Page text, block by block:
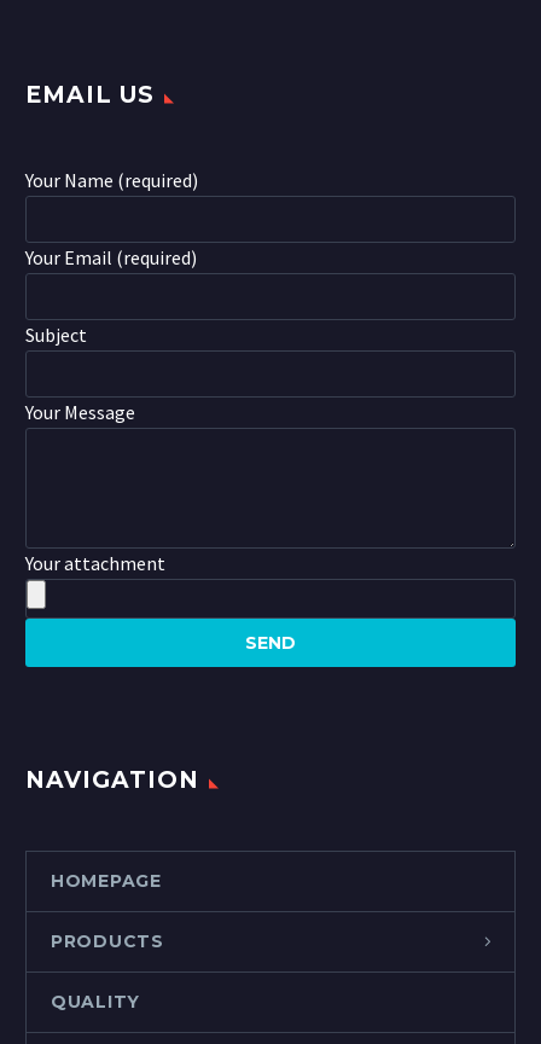
EMAIL US
Your Name (required)
Your Email (required)
Subject
Your Message
Your attachment
NAVIGATION
HOMEPAGE
PRODUCTS
QUALITY